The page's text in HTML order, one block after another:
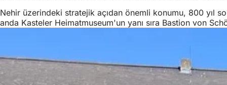
Nehir üzerindeki stratejik açıdan önemli konumu, 800 yıl
anda Kasteler Heimatmuseum'un yanı sıra Bastion von